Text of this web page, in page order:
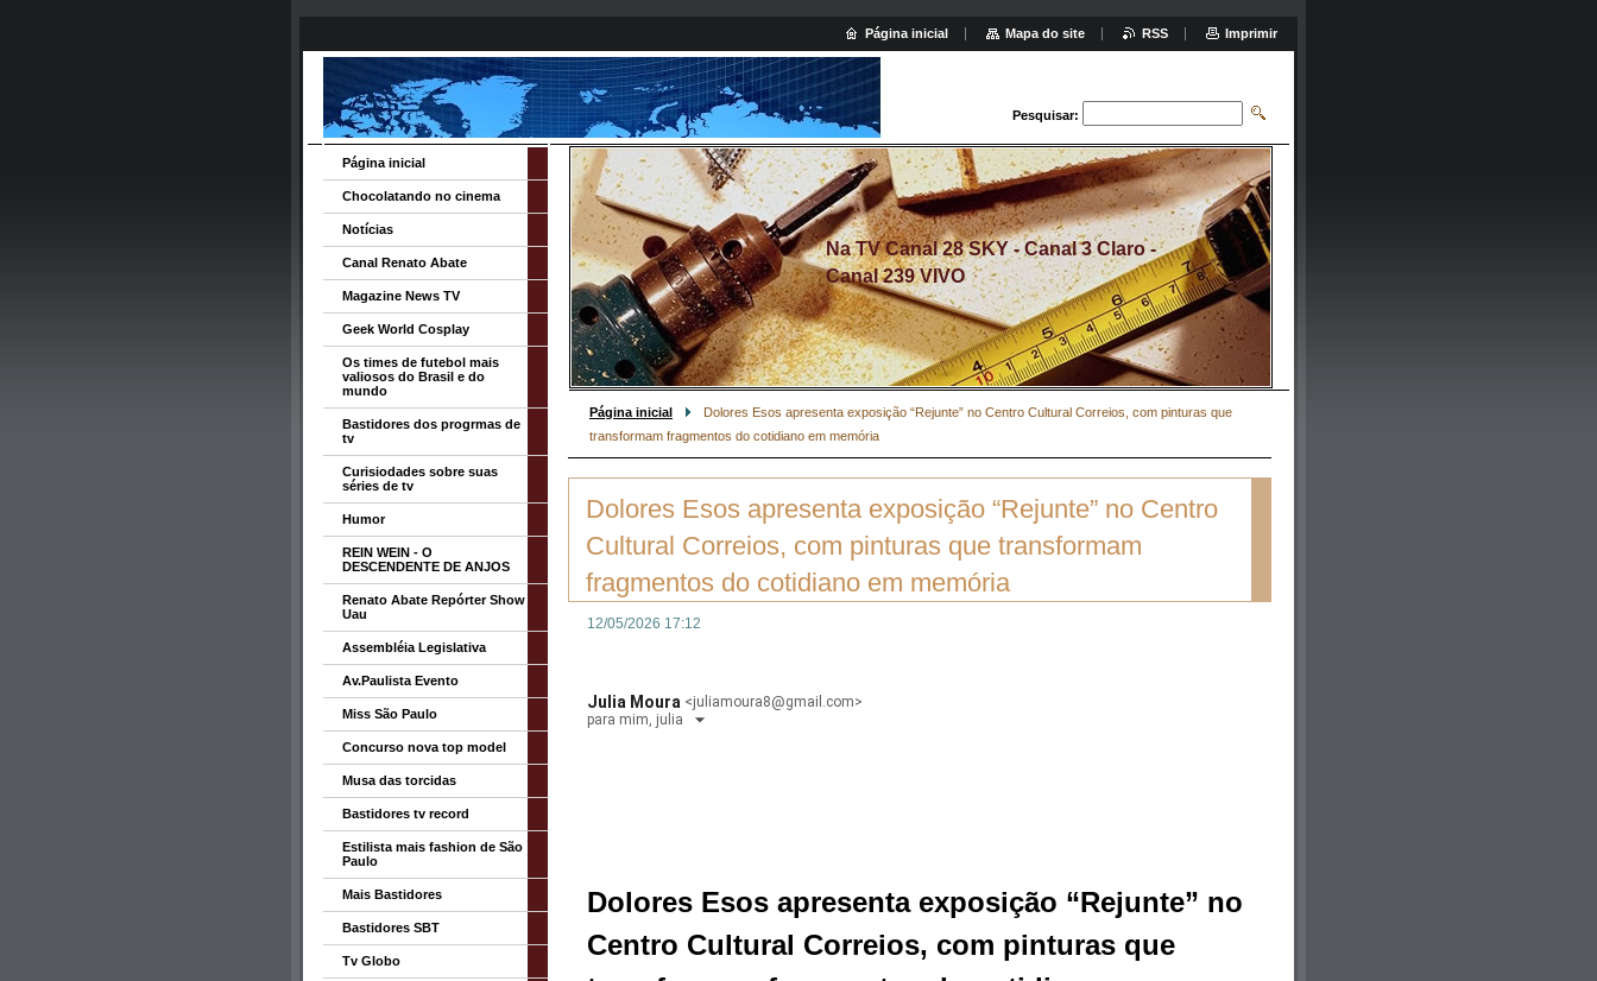
Pesquisar:
Na TV Canal 28 SKY - Canal 3 Claro -
Canal 239 VIVO
Página inicial
Dolores Esos apresenta exposição “Rejunte” no Centro Cultural Correios, com pinturas que
transformam fragmentos do cotidiano em memória
Dolores Esos apresenta exposição “Rejunte” no Centro
Cultural Correios, com pinturas que transformam
fragmentos do cotidiano em memória
12/05/2026 17:12
Julia Moura <juliamoura8@gmail.com>
para mim, julia
Dolores Esos apresenta exposição “Rejunte” no
Centro Cultural Correios, com pinturas que
Página inicial
Chocolatando no cinema
Notícias
Canal Renato Abate
Magazine News TV
Geek World Cosplay
Os times de futebol mais
valiosos do Brasil e do
mundo
Bastidores dos progrmas de
tv
Curisiodades sobre suas
séries de tv
Humor
REIN WEIN - O
DESCENDENTE DE ANJOS
Renato Abate Repórter Show
Uau
Assembléia Legislativa
Av.Paulista Evento
Miss São Paulo
Concurso nova top model
Musa das torcidas
Bastidores tv record
Estilista mais fashion de São
Paulo
Mais Bastidores
Bastidores SBT
Tv Globo
Página inicial Mapa do site RSS Imprimir